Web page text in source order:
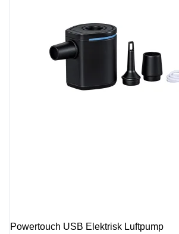
Powertouch USB Elektrisk Luftpump